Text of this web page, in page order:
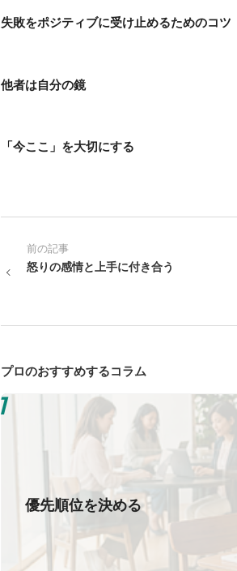
失敗をポジティブに受け止めるためのコツ
他者は自分の鏡
「今ここ」を大切にする
前の記事
怒りの感情と上手に付き合う
プロのおすすめするコラム
優先順位を決める